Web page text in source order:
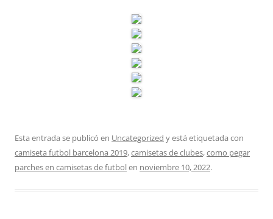
Esta entrada se publicó en Uncategorized y está etiquetada con
camiseta futbol barcelona 2019,camisetas de clubes,como pegar
parches en camisetas de futbolen noviembre 10, 2022.